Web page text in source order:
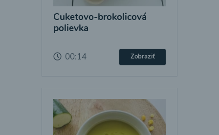
Cuketovo-brokolicová
polievka
00:14 Zobraziť